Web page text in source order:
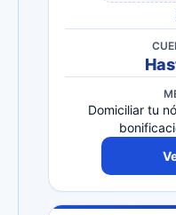
Domiciliar tu